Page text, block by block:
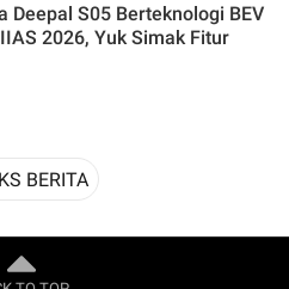
Deepal S05 Berteknologi BEV
2026, Yuk Simak Fitur
BERITA